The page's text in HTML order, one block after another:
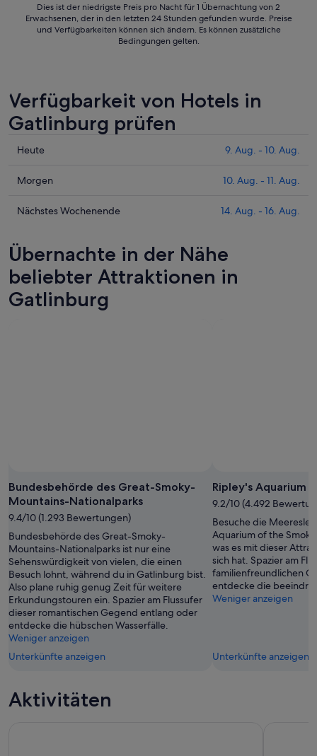
Dies ist der niedrigste Preis pro Nacht für 1 Übernachtung von 2
Erwachsenen, der in den letzten 24 Stunden gefunden wurde. Preise
und Verfügbarkeiten können sich ändern. Es können zusätzliche
Bedingungen gelten.
Verfügbarkeit von Hotels in
Gatlinburg prüfen
Prüfe
Preise
Gatlinburg
9.
Aug.
-
10.
Heute 9. Aug. - 10. Aug.
Prüfe
Preise
Gatlinburg
morgen
Nacht,
10.
Aug.
Morgen 10. Aug. - 11. Aug.
Prüfe
Preise
für
Gatlinburg
am
nächsten
Nächstes Wochenende 14. Aug. - 16. Aug.
Übernachte in der Nähe
beliebter Attraktionen in
Gatlinburg
Bundesbehörde des Great-Smoky-
Mountains-Nationalparks
9.4/10 (1.293 Bewertungen)
Bundesbehörde des Great-Smoky-
Mountains-Nationalparks ist nur eine
Sehenswürdigkeit von vielen, die einen
Besuch lohnt, während du in Gatlinburg bist.
Also plane ruhig genug Zeit für weitere
Erkundungstouren ein. Spazier am Flussufer
dieser romantischen Gegend entlang oder
entdecke die hübschen Wasserfälle.
Weniger anzeigen
Unterkünfte anzeigen
Ripley's Aquarium
9.2/10 (4.492
Besuche die
Aquarium of the
was es mit dieser
sich hat. Spazier am
familienfreundlichen
entdecke die
Weniger anzeigen
Unterkünfte anzeigen
Aktivitäten